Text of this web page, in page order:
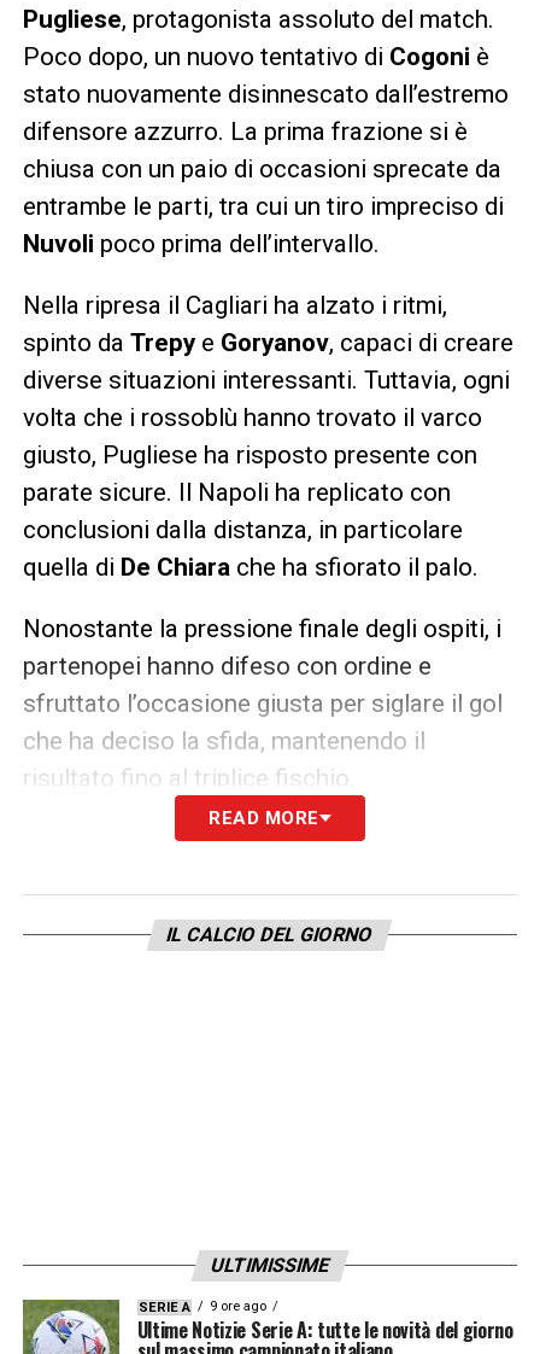
Pugliese, protagonista assoluto del match.
Poco dopo, un nuovo tentativo di Cogoni è
stato nuovamente disinnescato dall’estremo
difensore azzurro. La prima frazione si è
chiusa con un paio di occasioni sprecate da
entrambe le parti, tra cui un tiro impreciso di
Nuvoli poco prima dell’intervallo.
Nella ripresa il Cagliari ha alzato i ritmi,
spinto da Trepye Goryanov, capaci di creare
diverse situazioni interessanti. Tuttavia, ogni
volta che i rossoblù hanno trovato il varco
giusto, Pugliese ha risposto presente con
parate sicure. Il Napoli ha replicato con
conclusioni dalla distanza, in particolare
quella di De Chiara che ha sfiorato il palo.
Nonostante la pressione finale degli ospiti, i
partenopei hanno difeso con ordine e
sfruttato l’occasione giusta per siglare il gol
che ha deciso la sfida, mantenendo il
risultato fino al triplice fischio.
Un esordio amaro per ilCagliari di Pisano
ha pagato l’imprecisione sotto porta e la
giornata di grazia del portiere azzurro. Il
22′ Garofalo (N)
ESPLUSIONI:
READ MORE
IL CALCIO DEL GIORNO
ULTIMISSIME
SERIE A 9 ore ago
Ultime Notizie Serie A: tutte le novità del giorno